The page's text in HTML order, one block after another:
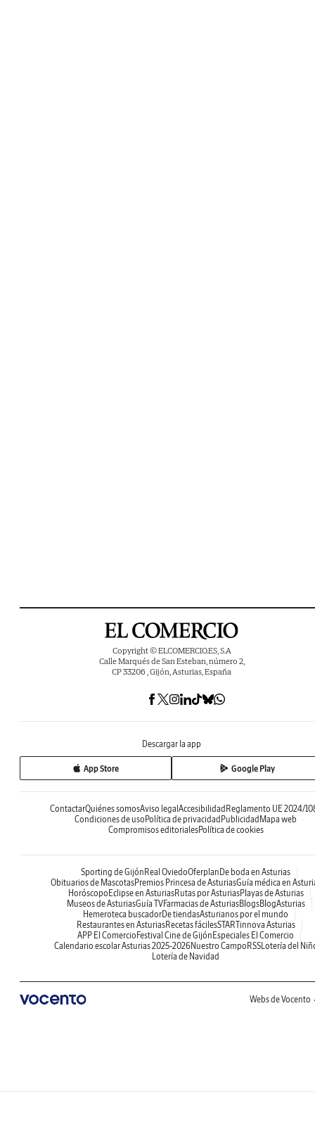
Copyright © ELCOMERCIO.ES, S.A
Calle Marqués de San Esteban, número 2,
CP 33206 , Gijón, Asturias, España
Descargar la app
App Store Google Play
ContactarQuiénes somosAviso legal Accesibilidad Reglamento UE 2024/
Condiciones de uso Política de privacidad Publicidad Mapa web
Compromisos editorialesPolítica de cookies
Sporting de Gijón Real OviedoOferplan De boda en Asturias
Obituarios de MascotasPremios Princesa de AsturiasGuía médica en
Horóscopo Eclipse en AsturiasRutas por AsturiasPlayas de Asturias
Museos de AsturiasGuía TVFarmacias de AsturiasBlogsBlogAsturias
Hemeroteca buscadorDe tiendasAsturianos por el mundo
Restaurantes en AsturiasRecetas fácilesSTARTinnova Asturias
APP El Comercio Festival Cine de Gijón Especiales El Comercio
Calendario escolar Asturias 2025-2026Nuestro Campo RSSLotería del
Lotería de Navidad
Webs de Vocento